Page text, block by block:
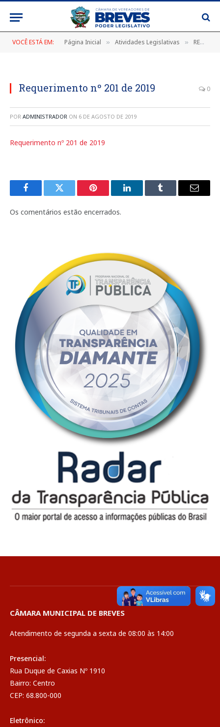
VOCÊ ESTÁ EM: Página Inicial » Atividades Legislativas » REQUERIMENTO Nº 201/2019, DE 07 DE JUNHO DE 2019
Requerimento nº 201 de 2019 0
POR ADMINISTRADOR ON 6 DE AGOSTO DE 2019
Requerimento nº 201 de 2019
FacebookTwitter Pinterest LinkedInTumblr
E-
Os comentários estão encerrados.
CÂMARA MUNICIPAL DE BREVES
Atendimento de segunda a sexta de 08:00 às 14:00
Presencial:
Rua Duque de Caxias Nº 1910
Bairro: Centro
CEP: 68.800-000
Eletrônico: